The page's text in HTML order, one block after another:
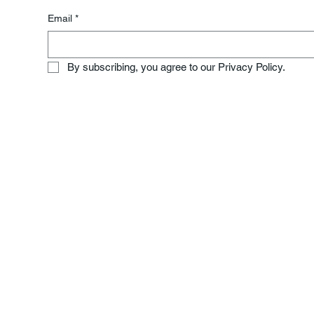
Email *
By subscribing, you agree to our Privacy Policy.